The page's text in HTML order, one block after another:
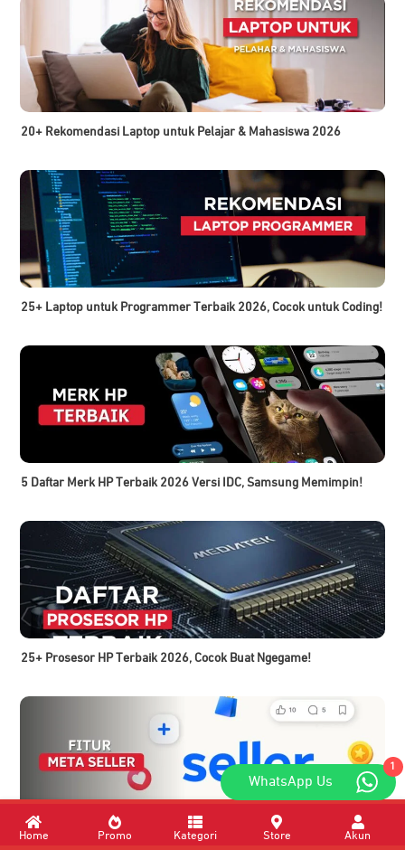
20+ Rekomendasi Laptop untuk Pelajar & Mahasiswa 2026
25+ Laptop untuk Programmer Terbaik 2026, Cocok untuk Coding!
5 Daftar Merk HP Terbaik 2026 Versi IDC, Samsung Memimpin!
25+ Prosesor HP Terbaik 2026, Cocok Buat Ngegame!
8 Fitur Meta Seller: Aplikasi Baru Khusus Penjual Facebook
1
WhatsApp Us
Home Promo Kategori Store Akun